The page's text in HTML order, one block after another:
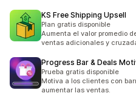
KS Free Shipping Upsell
Plan gratis disponible
Aumenta el valor promedio
ventas adicionales y
Progress Bar & Deals
Prueba gratis disponible
Motiva a los clientes con
aumentar las ventas.